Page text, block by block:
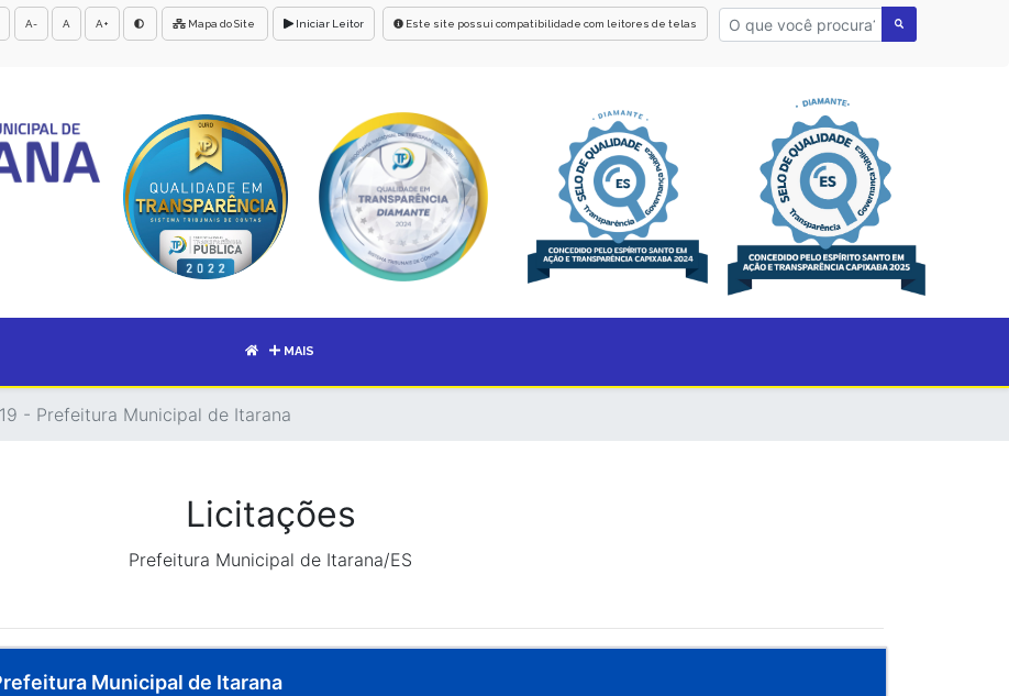
A- A A+ Mapa do Site Iniciar Leitor Este site possui compatibilidade com leitores de telas
MAIS
- Prefeitura Municipal de Itarana
Licitações
Prefeitura Municipal de Itarana/ES
Municipal de Itarana